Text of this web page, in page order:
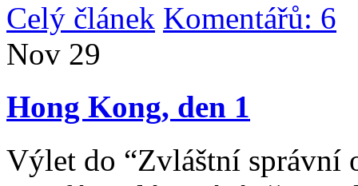
Celý článek Komentářů: 6
Nov 29
Hong Kong, den 1
Výlet do “Zvláštní správní